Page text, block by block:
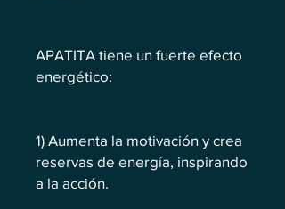
APATITA tiene un fuerte efecto
energético:
1) Aumenta la motivación y crea
reservas de energía, inspirando
a la acción.